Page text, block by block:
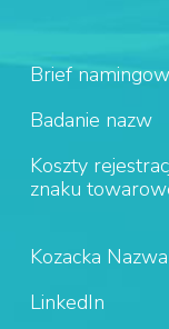
Brief
Badanie nazw
Koszty
znaku
Kozacka Nazwa
LinkedIn